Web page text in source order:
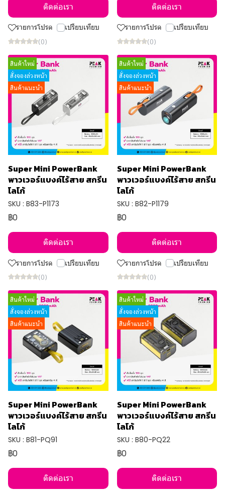
ติดต่อเรา
รายการโปรด เปรียบเทียบ
(0)
ติดต่อเรา
รายการโปรด เปรียบเทียบ
(0)
สินค้าใหม่
สั่งจองล่วงหน้า
สินค้าแนะนำ
Super Mini PowerBank
พาวเวอร์แบงค์ไร้สาย สกรีน
โลโก้
SKU : B83-P1173
฿0
ติดต่อเรา
รายการโปรด เปรียบเทียบ
(0)
สินค้าใหม่
สั่งจองล่วงหน้า
สินค้าแนะนำ
Super Mini PowerBank
พาวเวอร์แบงค์ไร้สาย สกรีน
โลโก้
SKU : B82-P1179
฿0
ติดต่อเรา
รายการโปรด เปรียบเทียบ
(0)
สินค้าใหม่
สั่งจองล่วงหน้า
สินค้าแนะนำ
Super Mini PowerBank
พาวเวอร์แบงค์ไร้สาย สกรีน
โลโก้
SKU : B81-PQ91
฿0
ติดต่อเรา
สินค้าใหม่
สั่งจองล่วงหน้า
สินค้าแนะนำ
Super Mini PowerBank
พาวเวอร์แบงค์ไร้สาย สกรีน
โลโก้
SKU : B80-PQ22
฿0
ติดต่อเรา